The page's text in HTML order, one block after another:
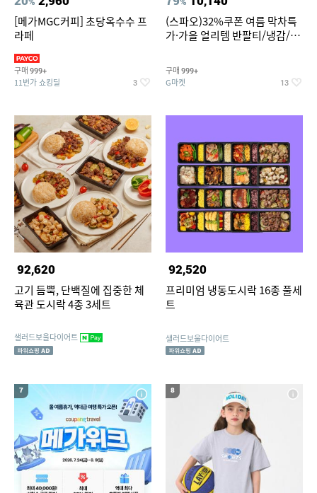
[메가MGC커피] 초당옥수수 프
라페
구매 999+
11번가 쇼킹딜 3
(스파오)32%쿠폰 여름 막차특
가·가을 얼리템 반팔티/냉감/반
건 외 ~74%OFF
구매 999+
G마켓 13
92,620
고기 듬뿍, 단백질에 집중한 체
육관 도시락 4종 3세트
샐러드보울다이어트
92,520
프리미엄 냉동도시락 16종 풀세
트
샐러드보울다이어트
7 8